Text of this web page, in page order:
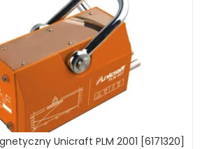
Unicraft PLM 2001 [6171320]